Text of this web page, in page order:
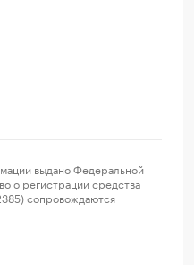
выдано Федеральной
о регистрации средства
сопровождаются